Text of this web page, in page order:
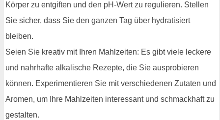
Körper zu entgiften und den pH-Wert zu regulieren. Stellen
Sie sicher, dass Sie den ganzen Tag über hydratisiert
bleiben.
Seien Sie kreativ mit Ihren Mahlzeiten: Es gibt viele leckere
und nahrhafte alkalische Rezepte, die Sie ausprobieren
können. Experimentieren Sie mit verschiedenen Zutaten und
Aromen, um Ihre Mahlzeiten interessant und schmackhaft zu
gestalten.